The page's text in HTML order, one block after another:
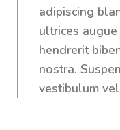
adipiscing
ultrices
hendrerit
nostra.
vestibulum